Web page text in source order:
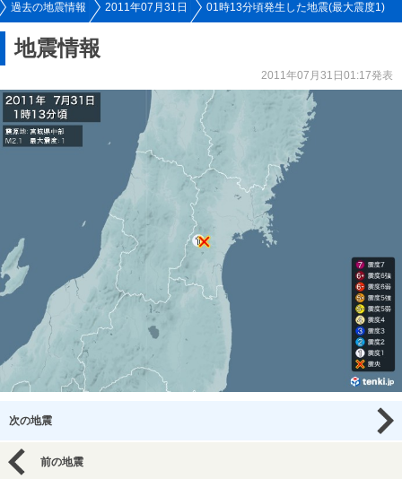
過去の地震情報 2011年07月31日 01時13分頃発生した地震(最大震度1)
地震情報
2011年07月31日01:17発表
次の地震
前の地震